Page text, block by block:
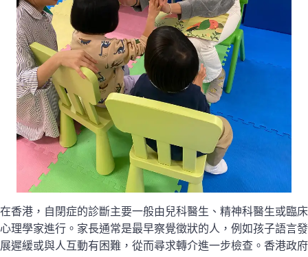
在香港，自閉症的診斷主要一般由兒科醫生、精神科醫生或臨床
心理學家進行。家長通常是最早察覺徵狀的人，例如孩子語言發
展遲緩或與人互動有困難，從而尋求轉介進一步檢查。香港政府